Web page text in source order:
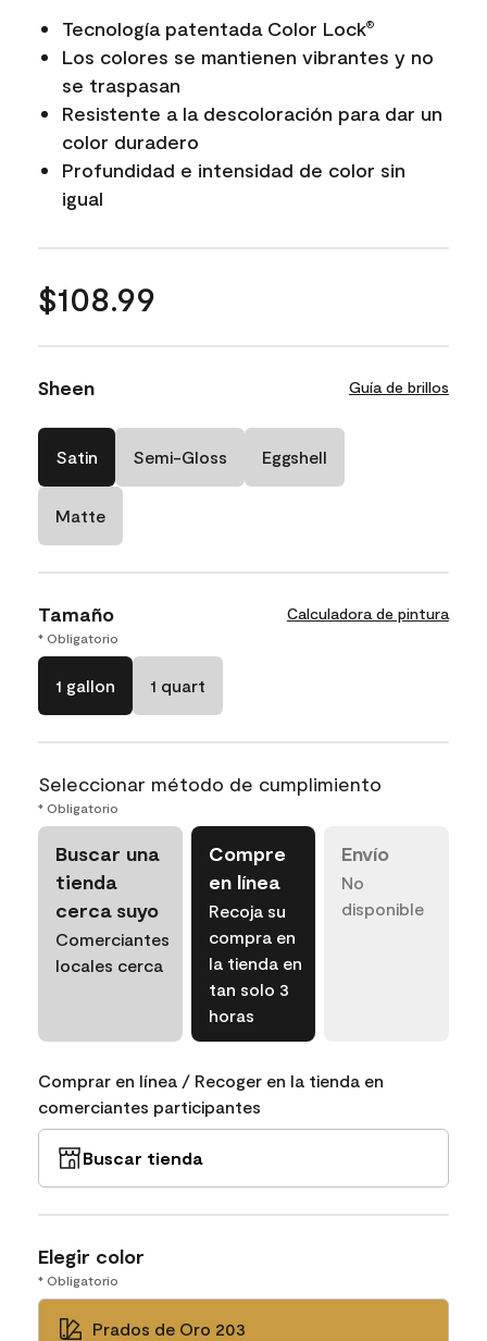
Tecnología patentada Color Lock®
Los colores se mantienen vibrantes y no
se traspasan
Resistente a la descoloración para dar un
color duradero
Profundidad e intensidad de color sin
igual
$108.99
Sheen Guía de brillos
Satin Semi-Gloss Eggshell
Matte
Tamaño Calculadora de pintura
* Obligatorio
1 gallon 1 quart
Seleccionar método de cumplimiento
* Obligatorio
Buscar una
tienda
cerca suyo
Comerciantes
locales cerca
Compre
en línea
Recoja su
compra en
la tienda en
tan solo 3
horas
Envío
No
disponible
Comprar en línea / Recoger en la tienda en
comerciantes participantes
Buscar tienda
Elegir color
* Obligatorio
Prados de Oro 203